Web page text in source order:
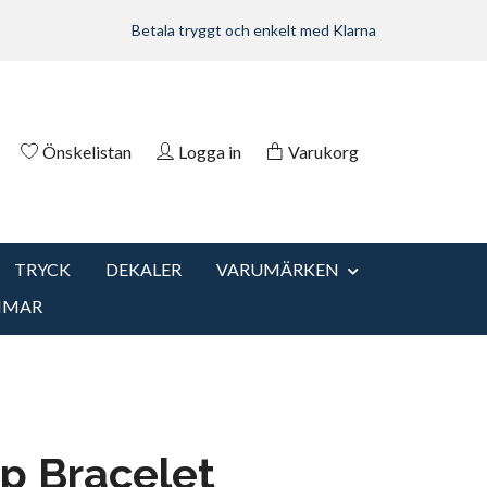
Betala tryggt och enkelt med Klarna
Önskelistan Logga in Varukorg
TRYCK DEKALER
VARUMÄRKEN
Bracelet